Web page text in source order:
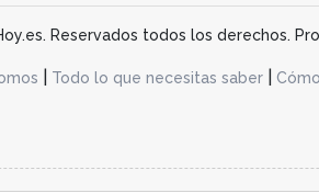
Reservados todos los derechos.
Todo lo que necesitas saber|